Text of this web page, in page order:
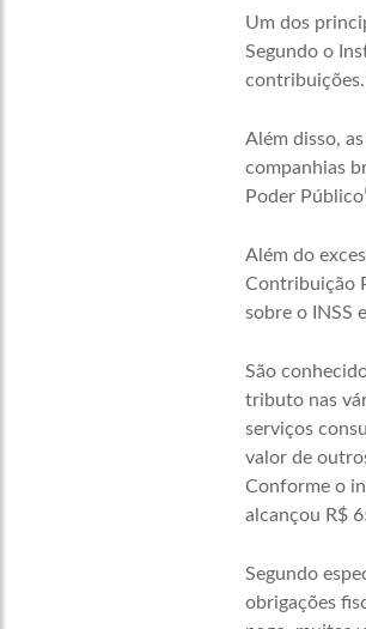
Um dos
Segundo o
contribuições.
Além disso,
companhias
Poder
Além do
Contribuição
sobre o INSS
São
tributo nas
serviços
valor de
Conforme o
alcançou R$
Segundo
obrigações